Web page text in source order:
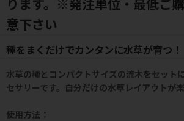
ります。※発注単位・最低ご
意下さい
種をまくだけでカンタンに水草が育つ！
水草の種とコンパクトサイズの流木をセット
セサリーです。自分だけの水草レイアウトが楽
使用方法：